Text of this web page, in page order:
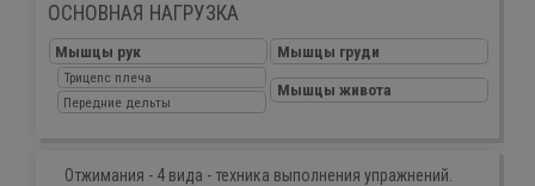
ОСНОВНАЯ НАГРУЗКА
Мышцы рук
Трицепс плеча
Передние дельты
Мышцы груди
Мышцы живота
Отжимания - 4 вида - техника выполнения упражнений.